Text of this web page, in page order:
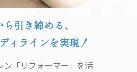
引き締める、
ィラインを実現！
ン「リフォーマー」を活